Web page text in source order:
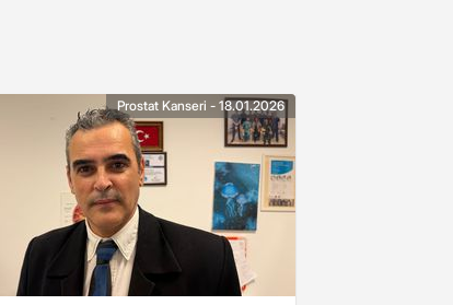
Prostat Kanseri - 18.01.2026